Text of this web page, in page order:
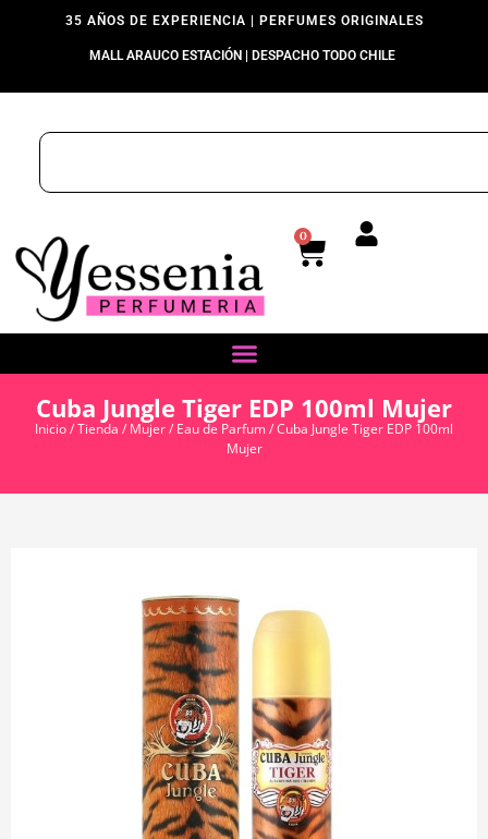
35 AÑOS DE EXPERIENCIA | PERFUMES ORIGINALES
MALL ARAUCO ESTACIÓN | DESPACHO TODO CHILE
0
Cuba Jungle Tiger EDP 100ml Mujer
Inicio/Tienda / Mujer/ Eau de Parfum/ Cuba Jungle Tiger EDP 100ml
Mujer